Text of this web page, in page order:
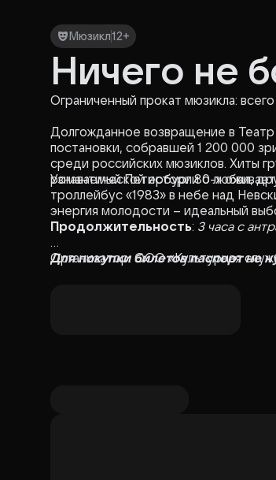
Мюзикл12+
Ничего не
Ограниченный прокат мюзикла:
Долгожданное возвращение в
постановки, собравшей 1 200 000
среди российских мюзиклов. Хиты
романтической истории о любви,
Узнаваемый Петербург 80-х
троллейбус «1983» в небе над
энергия молодости – идеальный
Продолжительность: 3 часа с
Для покупки билетов паспорт не
Организатор: ООО «Культурная